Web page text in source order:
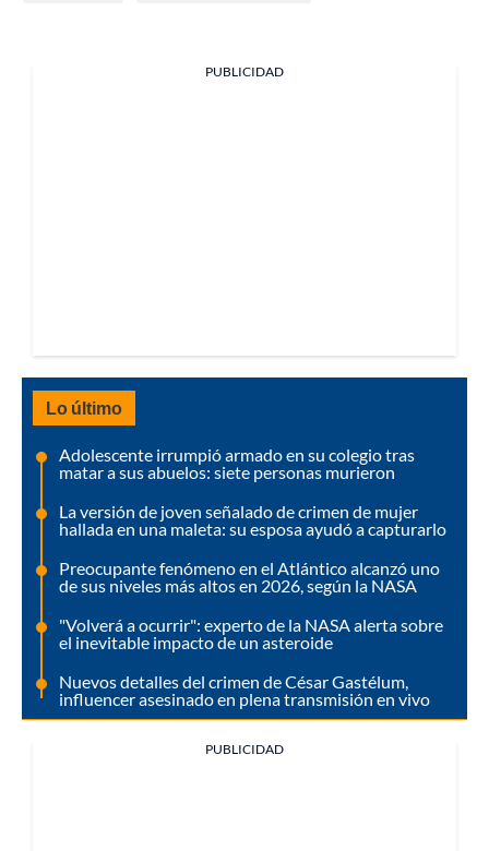
PUBLICIDAD
Lo último
Adolescente irrumpió armado en su colegio tras
matar a sus abuelos: siete personas murieron
La versión de joven señalado de crimen de mujer
hallada en una maleta: su esposa ayudó a capturarlo
Preocupante fenómeno en el Atlántico alcanzó uno
de sus niveles más altos en 2026, según la NASA
"Volverá a ocurrir": experto de la NASA alerta sobre
el inevitable impacto de un asteroide
Nuevos detalles del crimen de César Gastélum,
influencer asesinado en plena transmisión en vivo
PUBLICIDAD